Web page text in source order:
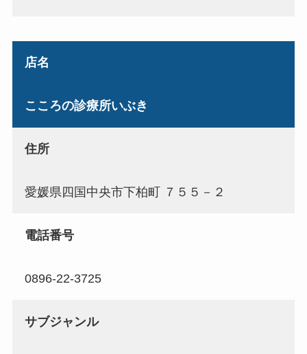
店名
こころの診療所いぶき
住所
愛媛県四国中央市下柏町 ７５５－２
電話番号
0896-22-3725
サブジャンル